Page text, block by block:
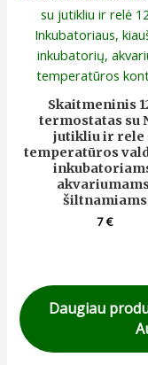
Skaitmeninis
termostatas su
jutikliu ir rele
temperatūros
šiltnamiams
7€
Daugiau